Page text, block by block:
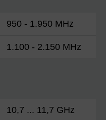
950 - 1.950 MHz
1.100 - 2.150 MHz
10,7 ... 11,7 GHz